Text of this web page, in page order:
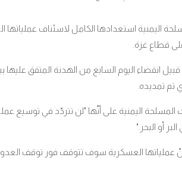
اليمنية استعدادها الكامل لاسئناف عملياتها
قطاع غزة
قبيل انقضاء اليوم السابع من الهدنة المتفق عليها
تم تمديده
اليمنية على أنّها "لن تتردّد في توسيع
أو البحر ".
عملياتها العسكرية سوف تتوقف فور توقف